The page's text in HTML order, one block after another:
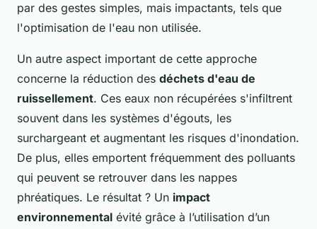
par des gestes simples, mais impactants, tels que
l'optimisation de l'eau non utilisée.
Un autre aspect important de cette approche
concerne la réduction des déchets d'eau de
ruissellement. Ces eaux non récupérées s'infiltrent
souvent dans les systèmes d'égouts, les
surchargeant et augmentant les risques d'inondation.
De plus, elles emportent fréquemment des polluants
qui peuvent se retrouver dans les nappes
phréatiques. Le résultat ? Un impact
environnemental évité grâce à l’utilisation d’un